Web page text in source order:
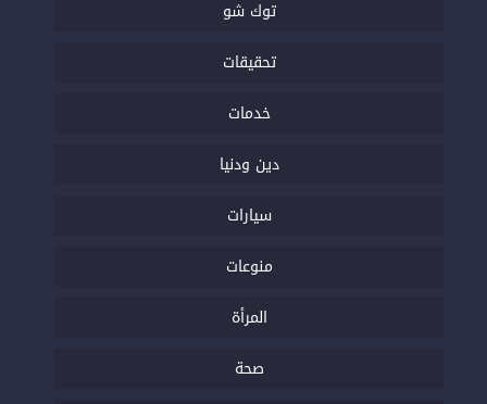
توك شو
تحقيقات
خدمات
دين ودنيا
سيارات
منوعات
المرأة
صحة